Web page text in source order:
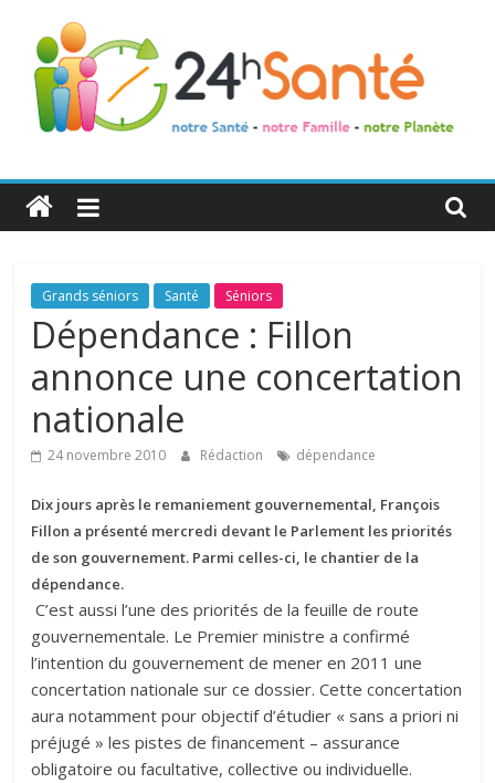
24h
Santé
La
santé
toute
famille
Grands séniors Santé Séniors
Dépendance : Fillon
annonce une concertation
nationale
24 novembre 2010 Rédaction dépendance
Dix jours après le remaniement gouvernemental, François
Fillon a présenté mercredi devant le Parlement les priorités
de son gouvernement. Parmi celles-ci, le chantier de la
dépendance.
C’est aussi l’une des priorités de la feuille de route
gouvernementale. Le Premier ministre a confirmé
l’intention du gouvernement de mener en 2011 une
concertation nationale sur ce dossier. Cette concertation
aura notamment pour objectif d’étudier « sans a priori ni
préjugé » les pistes de financement – assurance
obligatoire ou facultative, collective ou individuelle.